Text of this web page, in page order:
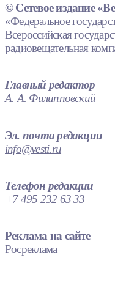
© Сетевое издание
«Федеральное
Всероссийская
радиовещательная
Главный редактор
А. А. Филипповский
Эл. почта редакции
info@vesti.ru
Телефон редакции
+7 495 232 63 33
Реклама на сайте
Росреклама